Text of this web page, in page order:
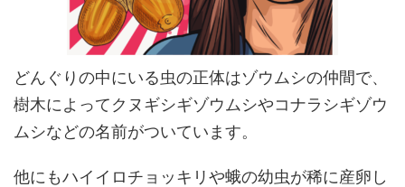
どんぐりの中にいる虫の正体はゾウムシの仲間で、
樹木によってクヌギシギゾウムシやコナラシギゾウ
ムシなどの名前がついています。
他にもハイイロチョッキリや蛾の幼虫が稀に産卵し